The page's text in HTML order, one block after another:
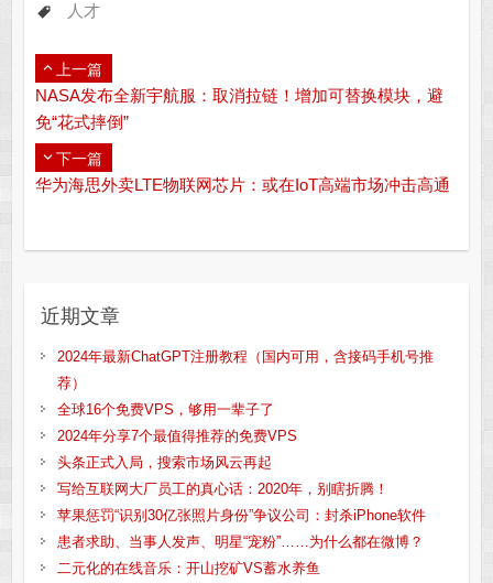
人才
上一篇
NASA发布全新宇航服：取消拉链！增加可替换模块，避
免“花式摔倒”
下一篇
华为海思外卖LTE物联网芯片：或在IoT高端市场冲击高通
近期文章
2024年最新ChatGPT注册教程（国内可用，含接码手机号推
荐）
全球16个免费VPS，够用一辈子了
2024年分享7个最值得推荐的免费VPS
头条正式入局，搜索市场风云再起
写给互联网大厂员工的真心话：2020年，别瞎折腾！
苹果惩罚“识别30亿张照片身份”争议公司：封杀iPhone软件
患者求助、当事人发声、明星“宠粉”……为什么都在微博？
二元化的在线音乐：开山挖矿VS蓄水养鱼